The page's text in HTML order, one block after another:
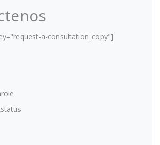
a-consultation_copy"]